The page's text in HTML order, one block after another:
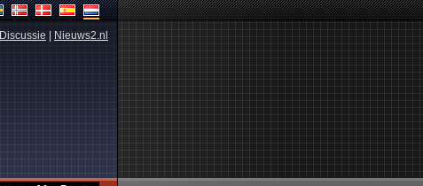
Discussie Nieuws2.nl